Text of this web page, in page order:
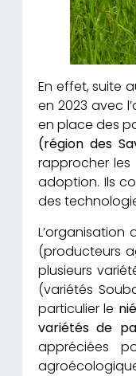
En effet, suite
en 2023 avec
en place des
(région des
rapprocher
adoption. Ils
des
(producteurs
plusieurs
(variétés
particulier le
variétés de
appréciées